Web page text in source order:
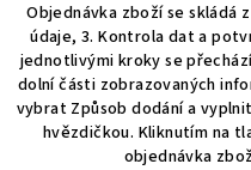
Objednávka zboží se skládá
údaje, 3. Kontrola dat a
jednotlivými kroky se
dolní části zobrazovaných
vybrat Způsob dodání a
hvězdičkou. Kliknutím na
objednávka